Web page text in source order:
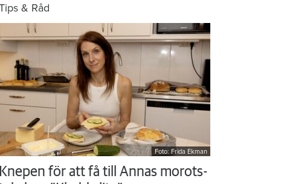
& Råd
Foto: Frida Ekman
Knepen för att få till Annas morots-